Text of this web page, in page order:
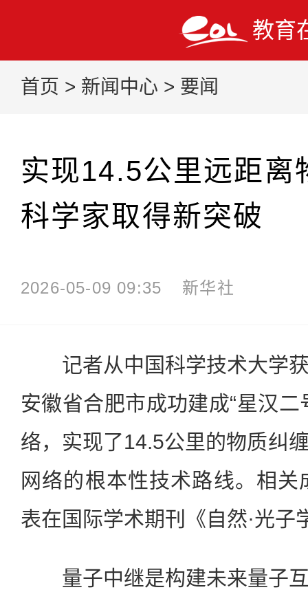
教育
首页 > 新闻中心 > 要闻
实现14.5公里远距离
科学家取得新突破
2026-05-09 09:35 新华社
记者从中国科学技术大学获
安徽省合肥市成功建成“星汉
络，实现了14.5公里的物质纠
网络的根本性技术路线。相
表在国际学术期刊《自然·光子
量子中继是构建未来量子互